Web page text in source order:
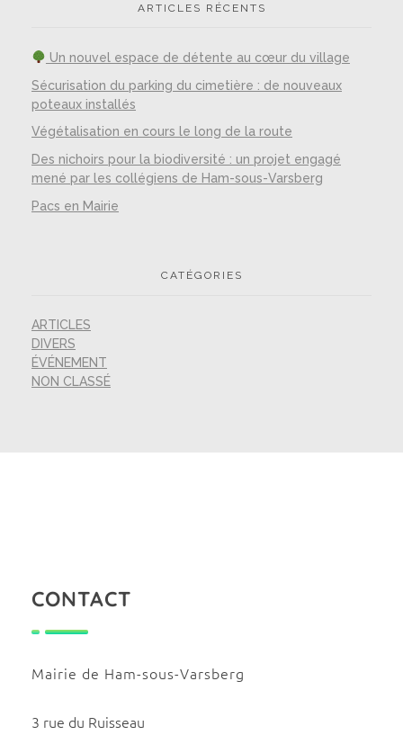
ARTICLES RÉCENTS
Un nouvel espace de détente au cœur du village
Sécurisation du parking du cimetière : de nouveaux
poteaux installés
Végétalisation en cours le long de la route
Des nichoirs pour la biodiversité : un projet engagé
mené par les collégiens de Ham-sous-Varsberg
Pacs en Mairie
CATÉGORIES
ARTICLES
DIVERS
ÉVÉNEMENT
NON CLASSÉ
CONTACT
Mairie de Ham-sous-Varsberg
3 rue du Ruisseau